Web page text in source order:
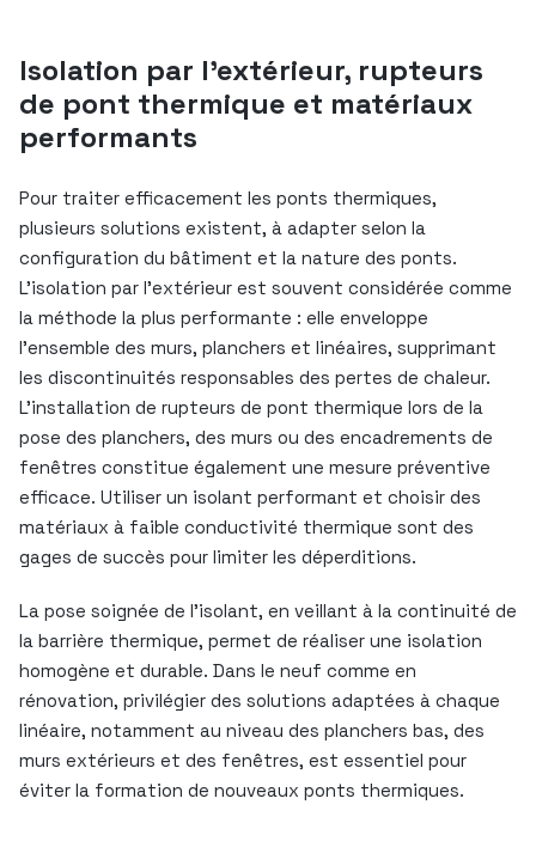
Isolation par l’extérieur, rupteurs
de pont thermique et matériaux
performants
Pour traiter efficacement les ponts thermiques,
plusieurs solutions existent, à adapter selon la
configuration du bâtiment et la nature des ponts.
L’isolation par l’extérieur est souvent considérée comme
la méthode la plus performante : elle enveloppe
l’ensemble des murs, planchers et linéaires, supprimant
les discontinuités responsables des pertes de chaleur.
L’installation de rupteurs de pont thermique lors de la
pose des planchers, des murs ou des encadrements de
fenêtres constitue également une mesure préventive
efficace. Utiliser un isolant performant et choisir des
matériaux à faible conductivité thermique sont des
gages de succès pour limiter les déperditions.
La pose soignée de l’isolant, en veillant à la continuité de
la barrière thermique, permet de réaliser une isolation
homogène et durable. Dans le neuf comme en
rénovation, privilégier des solutions adaptées à chaque
linéaire, notamment au niveau des planchers bas, des
murs extérieurs et des fenêtres, est essentiel pour
éviter la formation de nouveaux ponts thermiques.